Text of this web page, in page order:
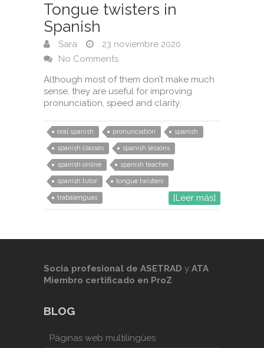
Tongue twisters in
Spanish
Sara
23 noviembre 2020
No Comments
Although most of them don’t make much
sense, they are useful for improving
pronunciation, speed and clarity. ⁣
oral spanish pronunciation spanish
spanish classes spanish lessons
spanish online spanish teacher
spanish tutor tongue twisters
trabalenguas [Leer más]
Socia profesional de ASETRAD y ATA
Miembro certificado en ProZ
BLOG
Páginas web multilingües